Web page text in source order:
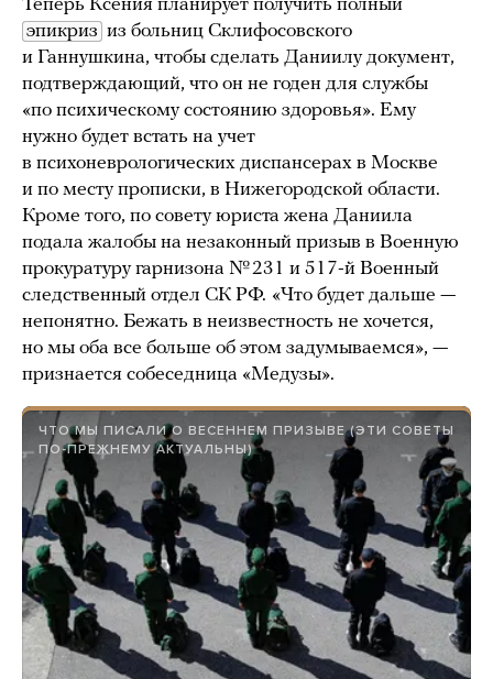
Теперь Ксения планирует получить полный
эпикриз из больниц Склифосовского
и Ганнушкина, чтобы сделать Даниилу документ,
подтверждающий, что он не годен для службы
«по психическому состоянию здоровья». Ему
нужно будет встать на учет
в психоневрологических диспансерах в Москве
и по месту прописки, в Нижегородской области.
Кроме того, по совету юриста жена Даниила
подала жалобы на незаконный призыв в Военную
прокуратуру гарнизона № 231 и 517-й Военный
следственный отдел СК РФ. «Что будет дальше —
непонятно. Бежать в неизвестность не хочется,
но мы оба все больше об этом задумываемся», —
признается собеседница «Медузы».
ЧТО МЫ ПИСАЛИ О ВЕСЕННЕМ ПРИЗЫВЕ (ЭТИ СОВЕТЫ
ПО-ПРЕЖНЕМУ АКТУАЛЬНЫ)